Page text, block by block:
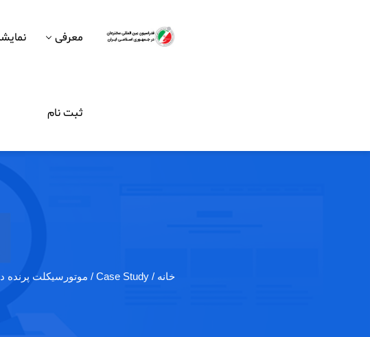
معرفی
ثبت نام
خانه / Case Study / موتورسیکلت پرنده در…